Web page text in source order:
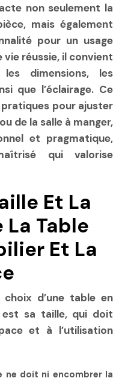
non seulement la
mais également
pour un usage
vie réussie, il convient
dimensions, les
que l’éclairage. Ce
pour ajuster
de la salle à manger,
et pragmatique,
qui valorise
Et La
La Table
Et La
d’une table en
est sa taille, qui doit
et à l’utilisation
ne doit ni encombrer la